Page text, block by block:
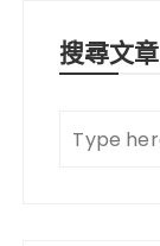
搜尋文章